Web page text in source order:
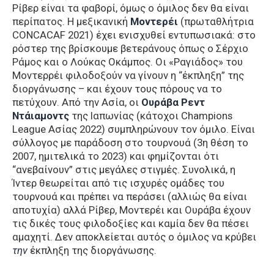
Ρίβερ είναι τα φαβορί, όμως ο όμιλος δεν θα είναι
περίπατος. Η μεξικανική Μοντερέι (πρωταθλήτρια
CONCACAF 2021) έχει ενισχυθεί εντυπωσιακά: στο
ρόστερ της βρίσκουμε βετεράνους όπως ο Σέρχιο
Ράμος και ο Λούκας Οκάμπος. Οι «Ραγιάδος» του
Μοντερρέι φιλοδοξούν να γίνουν η “έκπληξη” της
διοργάνωσης – και έχουν τους πόρους να το
πετύχουν. Από την Ασία, οι Ουράβα Ρεντ
Ντάιαμοντς της Ιαπωνίας (κάτοχοι Champions
League Ασίας 2022) συμπληρώνουν τον όμιλο. Είναι
σύλλογος με παράδοση στο τουρνουά (3η θέση το
2007, ημιτελικά το 2023) και φημίζονται ότι
“ανεβαίνουν” στις μεγάλες στιγμές. Συνολικά, η
Ίντερ θεωρείται από τις ισχυρές ομάδες του
τουρνουά και πρέπει να περάσει (αλλιώς θα είναι
αποτυχία) αλλά Ρίβερ, Μοντερέι και Ουράβα έχουν
τις δικές τους φιλοδοξίες και καμία δεν θα πέσει
αμαχητί. Δεν αποκλείεται αυτός ο όμιλος να κρύβει
την έκπληξη της διοργάνωσης.